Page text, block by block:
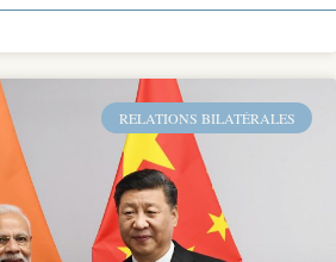
RELATIONS BILATÉRALES